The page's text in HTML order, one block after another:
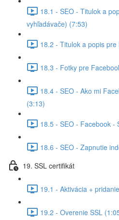
18.1 - SEO - Titulok a
vyhľadávače) (7:53)
18.2 - Titulok a popis
18.3 - Fotky pre
18.4 - SEO - Ako mi
(3:13)
18.5 - SEO - Facebook -
18.6 - SEO - Zapnutie
19. SSL certifikát
19.1 - Aktivácia +
19.2 - Overenie SSL